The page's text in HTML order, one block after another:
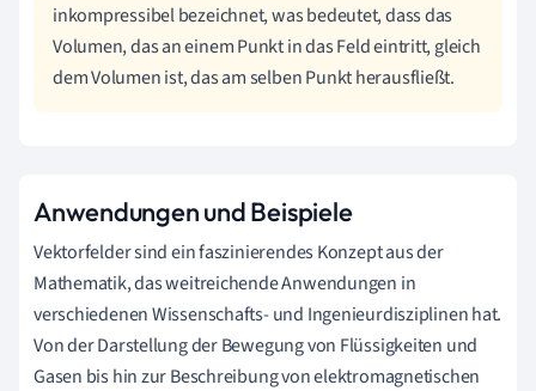
inkompressibel bezeichnet, was bedeutet, dass das
Volumen, das an einem Punkt in das Feld eintritt, gleich
dem Volumen ist, das am selben Punkt herausfließt.
Anwendungen und Beispiele
Vektorfelder sind ein faszinierendes Konzept aus der
Mathematik, das weitreichende Anwendungen in
verschiedenen Wissenschafts- und Ingenieurdisziplinen hat.
Von der Darstellung der Bewegung von Flüssigkeiten und
Gasen bis hin zur Beschreibung von elektromagnetischen